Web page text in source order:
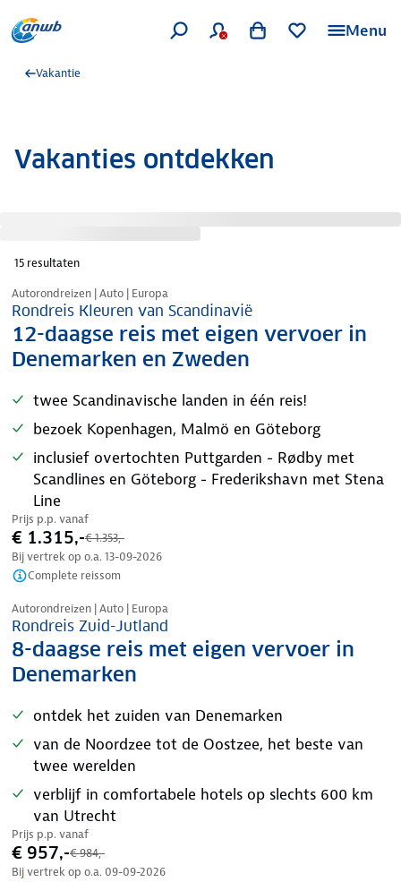
Menu
Vakantie
Vakanties ontdekken
15 resultaten
Nazomer korting
Autorondreizen | Auto | Europa
Rondreis Kleuren van Scandinavië
12-daagse reis met eigen vervoer in
Denemarken en Zweden
twee Scandinavische landen in één reis!
bezoek Kopenhagen, Malmö en Göteborg
inclusief overtochten Puttgarden - Rødby met
Scandlines en Göteborg - Frederikshavn met Stena
Line
Prijs p.p. vanaf
€ 1.315,-€ 1.353,-
Bij vertrek op o.a. 13-09-2026
Complete reissom
Nazomer korting
Autorondreizen | Auto | Europa
Rondreis Zuid-Jutland
8-daagse reis met eigen vervoer in
Denemarken
ontdek het zuiden van Denemarken
van de Noordzee tot de Oostzee, het beste van
twee werelden
verblijf in comfortabele hotels op slechts 600 km
van Utrecht
Prijs p.p. vanaf
€ 957,-€ 984,-
Bij vertrek op o.a. 09-09-2026